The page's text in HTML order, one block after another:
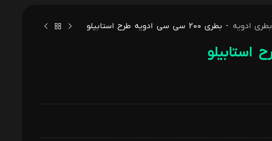
بطری ادویه - بطری 200 سی سی ادویه طرح استابیلو